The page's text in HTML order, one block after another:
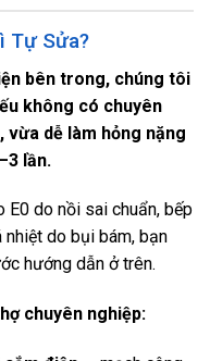
Tự Sửa?
bên trong, chúng tôi
không có chuyên
dễ làm hỏng nặng
lần.
do nồi sai chuẩn, bếp
nhiệt do bụi bám, bạn
hướng dẫn ở trên.
chuyên nghiệp: